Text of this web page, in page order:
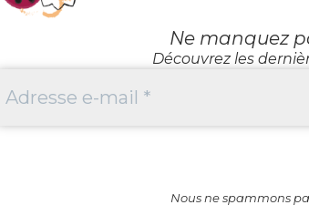
Ne manquez
Découvrez les
Nous ne spammons